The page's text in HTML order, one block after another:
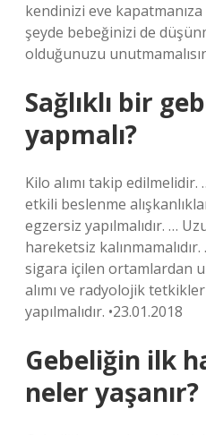
kendinizi eve
şeyde bebeğinizi de
olduğunuzu
Sağlıklı bir
yapmalı?
Kilo alımı takip edilmelidir.
etkili beslenme
egzersiz yapılmalıdır. …
hareketsiz
sigara içilen ortamlardan
alımı ve radyolojik
yapılmalıdır. •23.01.2018
Gebeliğin ilk
neler yaşanır?